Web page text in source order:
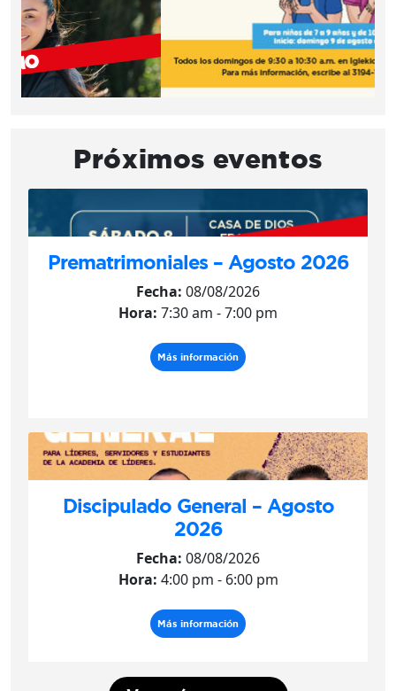
Próximos eventos
Prematrimoniales – Agosto 2026
Fecha: 08/08/2026
Hora: 7:30 am - 7:00 pm
Más información
Discipulado General – Agosto
2026
Fecha: 08/08/2026
Hora: 4:00 pm - 6:00 pm
Más información